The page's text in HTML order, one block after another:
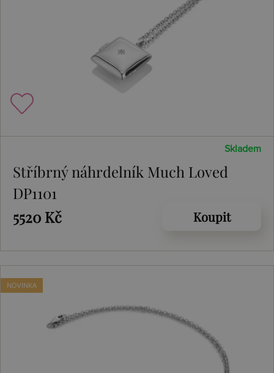
Skladem
Stříbrný náhrdelník Much Loved
DP1101
5520 Kč
Koupit
NOVINKA